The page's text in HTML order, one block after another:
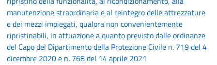
manutenzione straordinaria e al reintegro delle attrezzature
e dei mezzi impiegati, qualora non convenientemente
ripristinabili, in attuazione a quanto previsto dalle ordinanze
del Capo del Dipartimento della Protezione Civile n. 719 del 4
dicembre 2020 e n. 768 del 14 aprile 2021